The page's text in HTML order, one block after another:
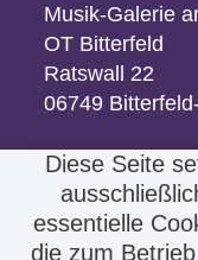
Musik-Galerie
OT Bitterfeld
Ratswall 22
06749
Diese Seite
essentielle
die zum